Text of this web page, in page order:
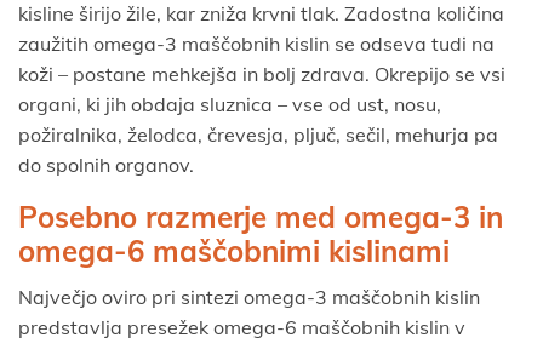
kisline širijo žile, kar zniža krvni tlak. Zadostna količina
zaužitih omega-3 maščobnih kislin se odseva tudi na
koži – postane mehkejša in bolj zdrava. Okrepijo se vsi
organi, ki jih obdaja sluznica – vse od ust, nosu,
požiralnika, želodca, črevesja, pljuč, sečil, mehurja pa
do spolnih organov.
Posebno razmerje med omega-3 in
omega-6 maščobnimi kislinami
Največjo oviro pri sintezi omega-3 maščobnih kislin
predstavlja presežek omega-6 maščobnih kislin v